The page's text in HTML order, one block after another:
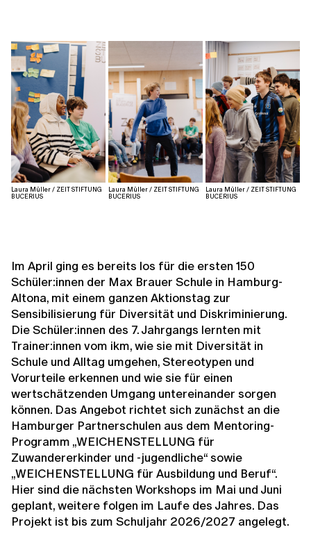
Laura Müller / ZEIT STIFTUNG
BUCERIUS
Laura Müller / ZEIT STIFTUNG
BUCERIUS
Laura Müller / ZEIT STIFTUNG
BUCERIUS
Im April ging es bereits los für die ersten 150
Schüler:innen der Max Brauer Schule in Hamburg-
Altona, mit einem ganzen Aktionstag zur
Sensibilisierung für Diversität und Diskriminierung.
Die Schüler:innen des 7. Jahrgangs lernten mit
Trainer:innen vom ikm, wie sie mit Diversität in
Schule und Alltag umgehen, Stereotypen und
Vorurteile erkennen und wie sie für einen
wertschätzenden Umgang untereinander sorgen
können. Das Angebot richtet sich zunächst an die
Hamburger Partnerschulen aus dem Mentoring-
Programm „WEICHENSTELLUNG für
Zuwandererkinder und -jugendliche“ sowie
„WEICHENSTELLUNG für Ausbildung und Beruf“.
Hier sind die nächsten Workshops im Mai und Juni
geplant, weitere folgen im Laufe des Jahres. Das
Projekt ist bis zum Schuljahr 2026/2027 angelegt.